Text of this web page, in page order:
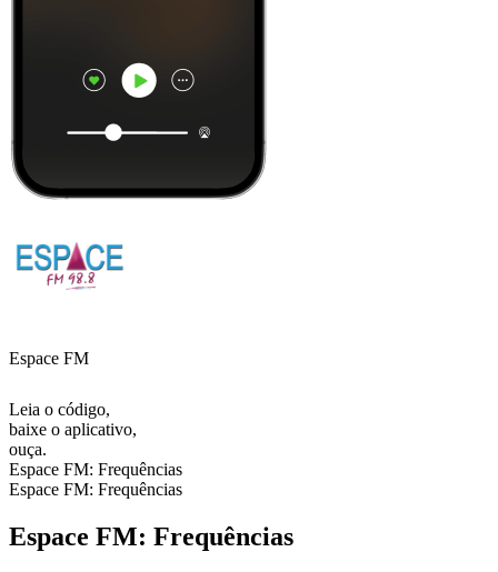
Espace FM
Leia o código,
baixe o aplicativo,
ouça.
Espace FM: Frequências
Espace FM: Frequências
Espace FM: Frequências